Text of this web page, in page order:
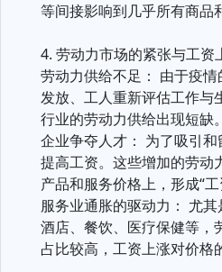
等间接影响到几乎所有商品
4. 劳动力市场的紧张与工资
劳动力供给不足： 由于疫
发放、工人重新评估工作与
行业的劳动力供给出现短缺。
企业争夺人才： 为了吸引
提高工资。这些增加的劳动
产品和服务价格上，形成“工
服务业通胀的驱动力： 尤
酒店、餐饮、医疗保健等，
占比较高，工资上涨对价格